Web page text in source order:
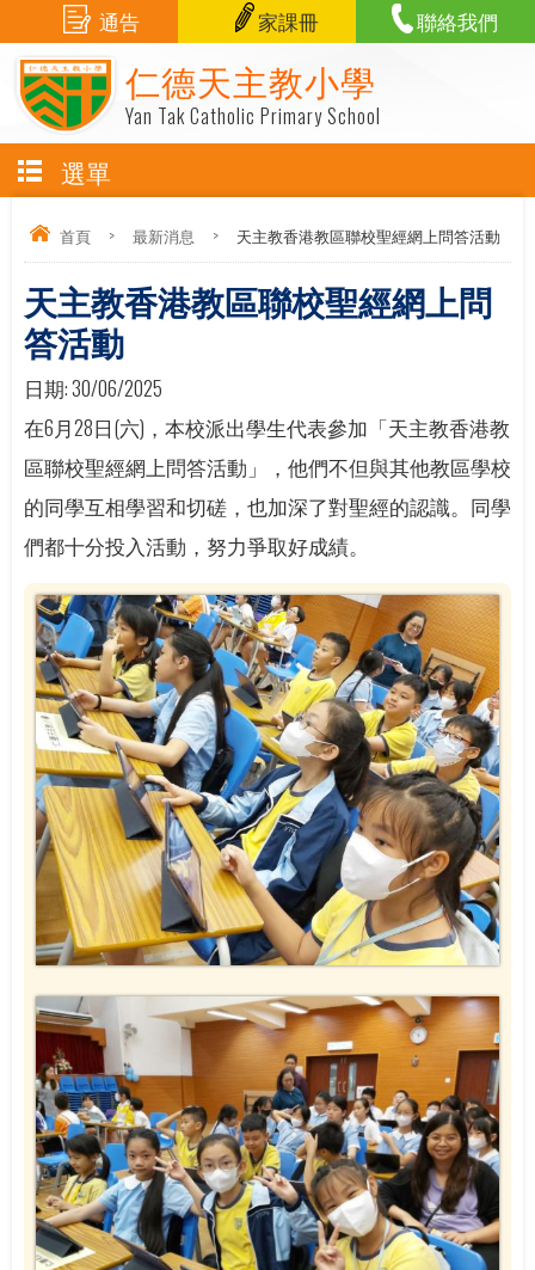
仁德天主教小學
Yan Tak Catholic Primary School
通告 家課冊 聯絡我們
選單
首頁 > 最新消息 > 天主教香港教區聯校聖經網上問答活動
天主教香港教區聯校聖經網上問
答活動
日期:30/06/2025
在6月28日(六)，本校派出學生代表參加「天主教香港教
區聯校聖經網上問答活動」，他們不但與其他教區學校
的同學互相學習和切磋，也加深了對聖經的認識。同學
們都十分投入活動，努力爭取好成績。